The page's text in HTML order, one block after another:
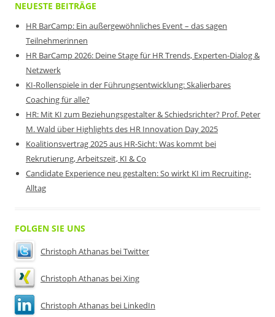
NEUESTE BEITRÄGE
HR BarCamp: Ein außergewöhnliches Event – das sagen
Teilnehmerinnen
HR BarCamp 2026: Deine Stage für HR Trends, Experten-Dialog &
Netzwerk
KI-Rollenspiele in der Führungsentwicklung: Skalierbares
Coaching für alle?
HR: Mit KI zum Beziehungsgestalter & Schiedsrichter? Prof. Peter
M. Wald über Highlights des HR Innovation Day 2025
Koalitionsvertrag 2025 aus HR-Sicht: Was kommt bei
Rekrutierung, Arbeitszeit, KI & Co
Candidate Experience neu gestalten: So wirkt KI im Recruiting-
Alltag
FOLGEN SIE UNS
Christoph Athanas bei Twitter
Christoph Athanas bei Xing
Christoph Athanas bei LinkedIn